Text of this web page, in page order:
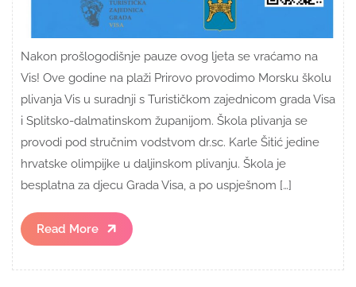
Nakon prošlogodišnje pauze ovog ljeta se vraćamo na
Vis! Ove godine na plaži Prirovo provodimo Morsku školu
plivanja Vis u suradnji s Turističkom zajednicom grada Visa
i Splitsko-dalmatinskom županijom. Škola plivanja se
provodi pod stručnim vodstvom dr.sc. Karle Šitić jedine
hrvatske olimpijke u daljinskom plivanju. Škola je
besplatna za djecu Grada Visa, a po uspješnom […]
Read More
Read
More